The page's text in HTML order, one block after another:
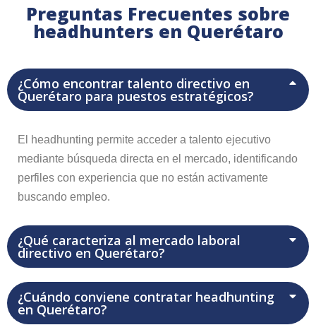
Preguntas Frecuentes sobre
headhunters en Querétaro
¿Cómo encontrar talento directivo en
Querétaro para puestos estratégicos?
El headhunting permite acceder a talento ejecutivo
mediante búsqueda directa en el mercado, identificando
perfiles con experiencia que no están activamente
buscando empleo.
¿Qué caracteriza al mercado laboral
directivo en Querétaro?
¿Cuándo conviene contratar headhunting
en Querétaro?